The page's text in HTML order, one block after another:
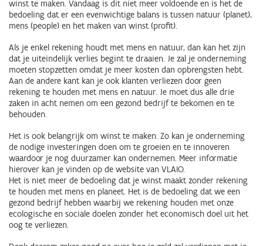
winst te maken. Vandaag is dit niet meer voldoende en is het de
bedoeling dat er een evenwichtige balans is tussen natuur (planet),
mens (people) en het maken van winst (profit).
Als je enkel rekening houdt met mens en natuur, dan kan het zijn
dat je uiteindelijk verlies begint te draaien. Je zal je onderneming
moeten stopzetten omdat je meer kosten dan opbrengsten hebt.
Aan de andere kant kan je ook klanten verliezen door geen
rekening te houden met mens en natuur. Je moet dus alle drie
zaken in acht nemen om een gezond bedrijf te bekomen en te
behouden.
Het is ook belangrijk om winst te maken. Zo kan je onderneming
de nodige investeringen doen om te groeien en te innoveren
waardoor je nog duurzamer kan ondernemen. Meer informatie
hierover kan je vinden op de website van VLAIO.
Het is niet meer de bedoeling dat je winst maakt zonder rekening
te houden met mens en planeet. Het is de bedoeling dat we een
gezond bedrijf hebben waarbij we rekening houden met onze
ecologische en sociale doelen zonder het economisch doel uit het
oog te verliezen.